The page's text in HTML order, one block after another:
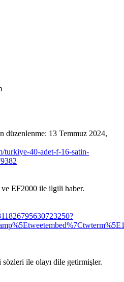
düzenlenme: 13 Temmuz 2024,
turkiye-40-adet-f-16-satin-
EF2000 ile ilgili haber.
ile olayı dile getirmişler.